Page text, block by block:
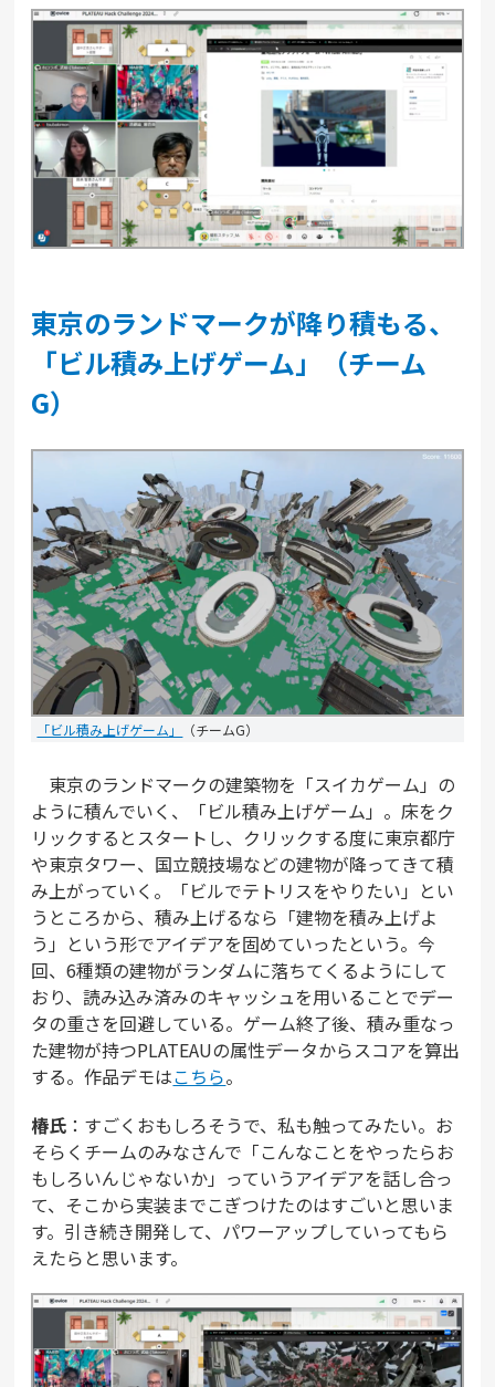
東京のランドマークが降り積もる、
「ビル積み上げゲーム」（チーム
G）
「ビル積み上げゲーム」 （チームG）
東京のランドマークの建築物を「スイカゲーム」の
ように積んでいく、「ビル積み上げゲーム」。床をク
リックするとスタートし、クリックする度に東京都庁
や東京タワー、国立競技場などの建物が降ってきて積
み上がっていく。「ビルでテトリスをやりたい」とい
うところから、積み上げるなら「建物を積み上げよ
う」という形でアイデアを固めていったという。今
回、6種類の建物がランダムに落ちてくるようにして
おり、読み込み済みのキャッシュを用いることでデー
タの重さを回避している。ゲーム終了後、積み重なっ
た建物が持つPLATEAUの属性データからスコアを算出
する。作品デモはこちら。
椿氏 ：すごくおもしろそうで、私も触ってみたい。お
そらくチームのみなさんで「こんなことをやったらお
もしろいんじゃないか」っていうアイデアを話し合っ
て、そこから実装までこぎつけたのはすごいと思いま
す。引き続き開発して、パワーアップしていってもら
えたらと思います。